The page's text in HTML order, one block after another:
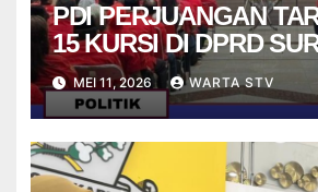
PDI PERJUANGAN
15 KURSI DI DPRD
PADA PEMILU 2029
MEI 11, 2026 WARTA STV